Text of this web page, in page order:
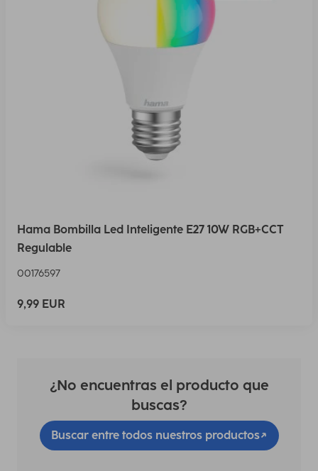
Hama Bombilla Led Inteligente E27 10W RGB+CCT
Regulable
00176597
9,99 EUR
¿No encuentras el producto que
buscas?
Buscar entre todos nuestros productos